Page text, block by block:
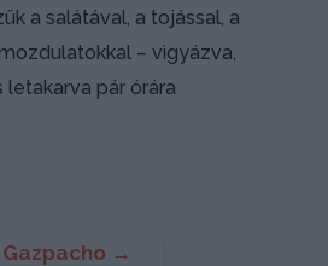
a salátával, a tojással, a
– vigyázva,
pár órára
Gazpacho →